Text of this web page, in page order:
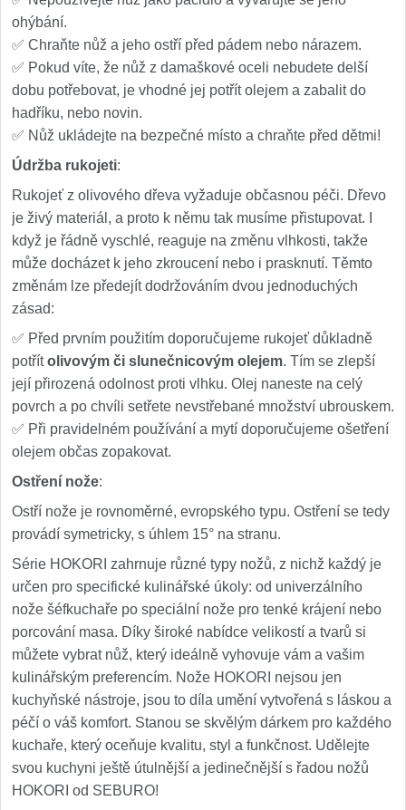
ohýbání.
✅ Chraňte nůž a jeho ostří před pádem nebo nárazem.
✅ Pokud víte, že nůž z damaškové oceli nebudete delší
dobu potřebovat, je vhodné jej potřít olejem a zabalit do
hadříku, nebo novin.
✅ Nůž ukládejte na bezpečné místo a chraňte před dětmi!
Údržba rukojeti:
Rukojeť z olivového dřeva vyžaduje občasnou péči. Dřevo
je živý materiál, a proto k němu tak musíme přistupovat. I
když je řádně vyschlé, reaguje na změnu vlhkosti, takže
může docházet k jeho zkroucení nebo i prasknutí. Těmto
změnám lze předejít dodržováním dvou jednoduchých
zásad:
✅ Před prvním použitím doporučujeme rukojeť důkladně
potřítolivovým či slunečnicovým olejem. Tím se zlepší
její přirozená odolnost proti vlhku. Olej naneste na celý
povrch a po chvíli setřete nevstřebané množství ubrouskem.
✅ Při pravidelném používání a mytí doporučujeme ošetření
olejem občas zopakovat.
Ostření nože:
Ostří nože je rovnoměrné, evropského typu. Ostření se tedy
provádí symetricky, s úhlem 15° na stranu.
Série HOKORI zahrnuje různé typy nožů, z nichž každý je
určen pro specifické kulinářské úkoly: od univerzálního
nože šéfkuchaře po speciální nože pro tenké krájení nebo
porcování masa. Díky široké nabídce velikostí a tvarů si
můžete vybrat nůž, který ideálně vyhovuje vám a vašim
kulinářským preferencím. Nože HOKORI nejsou jen
kuchyňské nástroje, jsou to díla umění vytvořená s láskou a
péčí o váš komfort. Stanou se skvělým dárkem pro každého
kuchaře, který oceňuje kvalitu, styl a funkčnost. Udělejte
svou kuchyni ještě útulnější a jedinečnější s řadou nožů
HOKORI od SEBURO!